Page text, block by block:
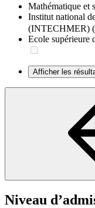
Mathématique et
Institut national
(INTECHMER)
Ecole supérieure
Afficher les
Niveau